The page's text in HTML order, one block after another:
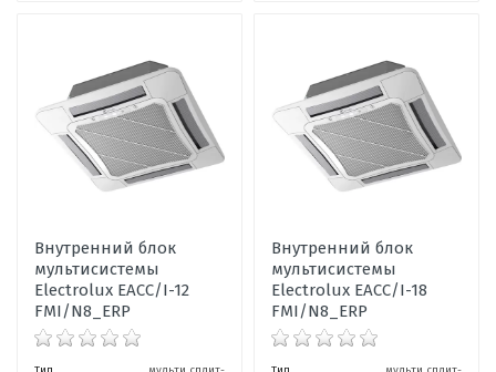
Внутренний блок
мультисистемы
Electrolux EACС/I-12
FMI/N8_ERP
Внутренний блок
мультисистемы
Electrolux EACС/I-18
FMI/N8_ERP